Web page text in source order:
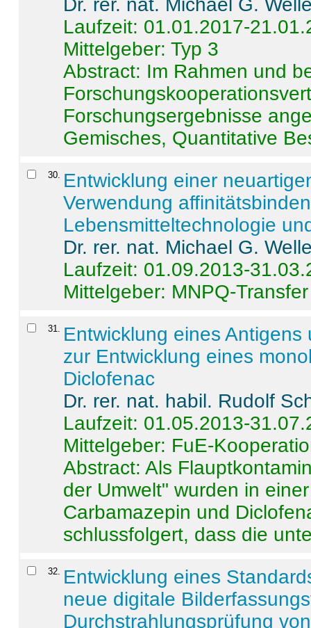
Dr. rer. nat. Michael G.
Laufzeit: 01.01.2017-
Mittelgeber: Typ 3
Abstract: Im Rahmen und
Forschungsergebnisse
Gemisches, Quantitative
30. Entwicklung einer
Verwendung
Lebensmitteltechnologie
Dr. rer. nat. Michael G.
Laufzeit: 01.09.2013-
Mittelgeber: MNPQ-Transfer
31. Entwicklung eines
zur Entwicklung eines
Diclofenac
Dr. rer. nat. habil. Rudolf
Laufzeit: 01.05.2013-
Mittelgeber: FuE-
Abstract:Als
der Umwelt" wurden in
Carbamazepin und
schlussfolgert, dass die
32. Entwicklung eines
neue digitale
Durchstrahlungsprüfung